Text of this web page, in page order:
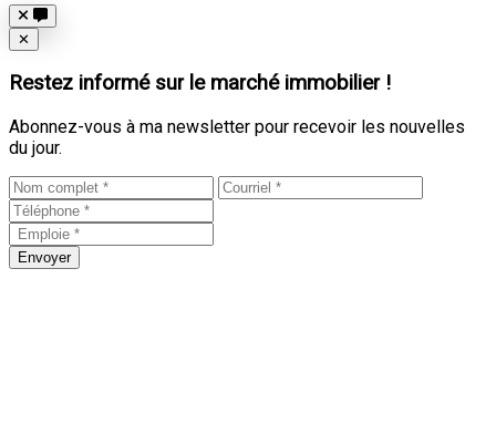
Close
✕
Restez informé sur le marché immobilier !
Abonnez-vous à ma newsletter pour recevoir les nouvelles
du jour.
Envoyer